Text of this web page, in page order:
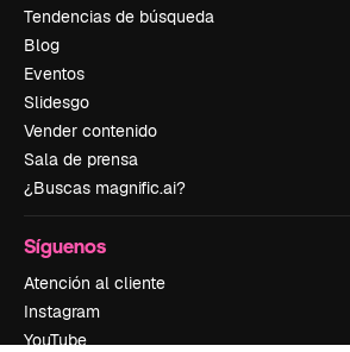
Tendencias de búsqueda
Blog
Eventos
Slidesgo
Vender contenido
Sala de prensa
¿Buscas magnific.ai?
Síguenos
Atención al cliente
Instagram
YouTube